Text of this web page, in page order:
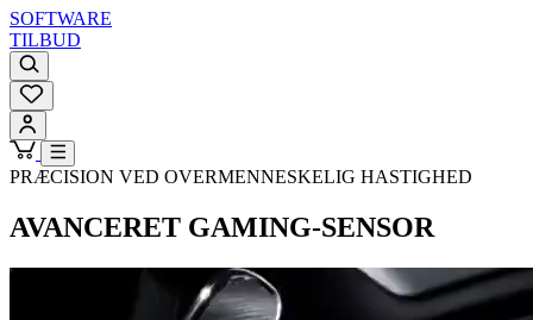
SOFTWARE
TILBUD
PRÆCISION VED OVERMENNESKELIG HASTIGHED
AVANCERET GAMING-SENSOR